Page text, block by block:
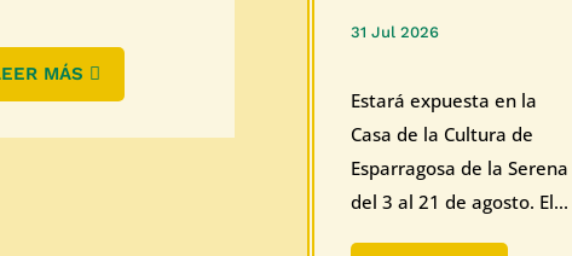
MÁS
31 Jul 2026
Estará expuesta en la
Casa de la Cultura de
Esparragosa de la Serena
del 3 al 21 de agosto. El...